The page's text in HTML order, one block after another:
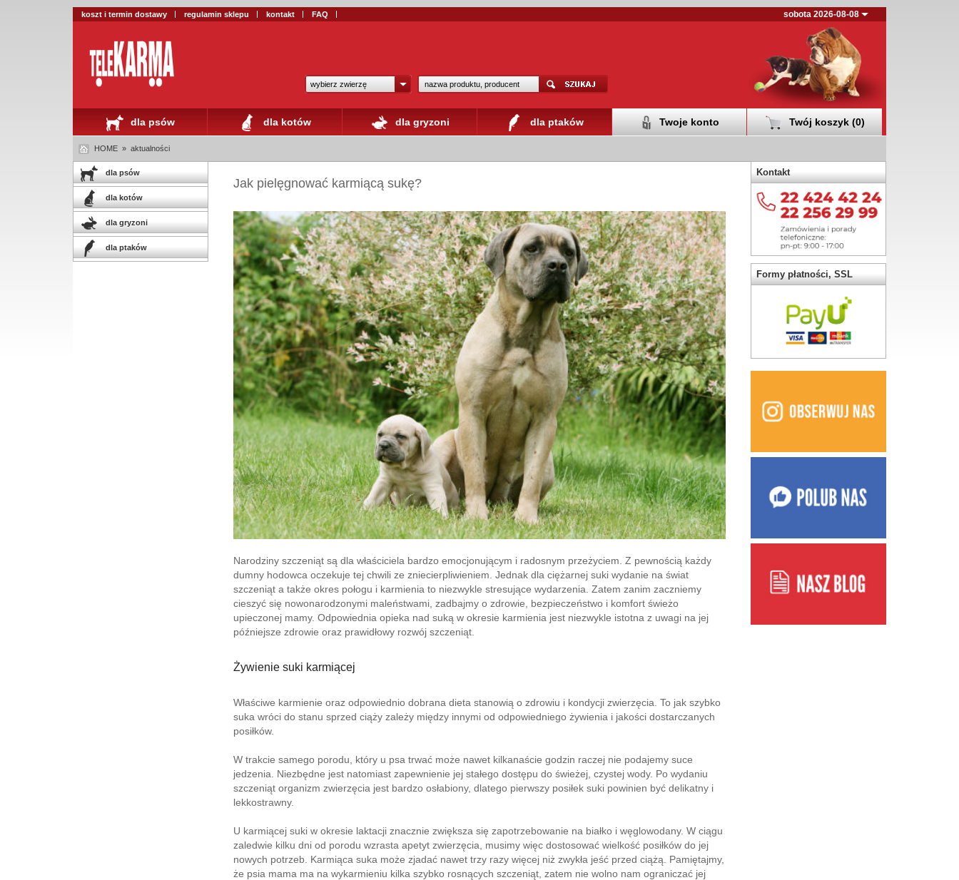
koszt i termin dostawy regulamin sklepu kontakt FAQ sobota 2026-08-08
wybierz zwierzę
dla psów dla kotów dla gryzoni dla ptaków Twoje konto Twój koszyk (0)
HOME » aktualności
dla psów
dla kotów
dla gryzoni
dla ptaków
Jak pielęgnować karmiącą sukę?
Narodziny szczeniąt są dla właściciela bardzo emocjonującym i radosnym przeżyciem. Z pewnością każdy
dumny hodowca oczekuje tej chwili ze zniecierpliwieniem. Jednak dla ciężarnej suki wydanie na świat
szczeniąt a także okres połogu i karmienia to niezwykle stresujące wydarzenia. Zatem zanim zaczniemy
cieszyć się nowonarodzonymi maleństwami, zadbajmy o zdrowie, bezpieczeństwo i komfort świeżo
upieczonej mamy. Odpowiednia opieka nad suką w okresie karmienia jest niezwykle istotna z uwagi na jej
późniejsze zdrowie oraz prawidłowy rozwój szczeniąt.
Żywienie suki karmiącej
Właściwe karmienie oraz odpowiednio dobrana dieta stanowią o zdrowiu i kondycji zwierzęcia. To jak szybko
suka wróci do stanu sprzed ciąży zależy między innymi od odpowiedniego żywienia i jakości dostarczanych
posiłków.
W trakcie samego porodu, który u psa trwać może nawet kilkanaście godzin raczej nie podajemy suce
jedzenia. Niezbędne jest natomiast zapewnienie jej stałego dostępu do świeżej, czystej wody. Po wydaniu
szczeniąt organizm zwierzęcia jest bardzo osłabiony, dlatego pierwszy posiłek suki powinien być delikatny i
lekkostrawny.
U karmiącej suki w okresie laktacji znacznie zwiększa się zapotrzebowanie na białko i węglowodany. W ciągu
zaledwie kilku dni od porodu wzrasta apetyt zwierzęcia, musimy więc dostosować wielkość posiłków do jej
nowych potrzeb. Karmiąca suka może zjadać nawet trzy razy więcej niż zwykła jeść przed ciążą. Pamiętajmy,
że psia mama ma na wykarmieniu kilka szybko rosnących szczeniąt, zatem nie wolno nam ograniczać jej
Kontakt
Formy płatności, SSL